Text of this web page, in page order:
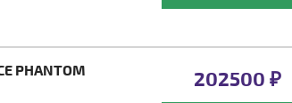
PHANTOM 202500 ₽